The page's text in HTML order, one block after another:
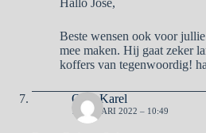
Beste wensen ook voor
mee maken. Hij gaat zeker
koffers van tegenwoordig!
Ome Karel
1 JANUARI 2022 – 10:49